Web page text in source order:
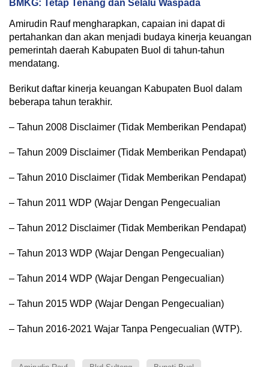
BMKG: Tetap Tenang dan Selalu Waspada
Amirudin Rauf mengharapkan, capaian ini dapat di
pertahankan dan akan menjadi budaya kinerja keuangan
pemerintah daerah Kabupaten Buol di tahun-tahun
mendatang.
Berikut daftar kinerja keuangan Kabupaten Buol dalam
beberapa tahun terakhir.
– Tahun 2008 Disclaimer (Tidak Memberikan Pendapat)
– Tahun 2009 Disclaimer (Tidak Memberikan Pendapat)
– Tahun 2010 Disclaimer (Tidak Memberikan Pendapat)
– Tahun 2011 WDP (Wajar Dengan Pengecualian
– Tahun 2012 Disclaimer (Tidak Memberikan Pendapat)
– Tahun 2013 WDP (Wajar Dengan Pengecualian)
– Tahun 2014 WDP (Wajar Dengan Pengecualian)
– Tahun 2015 WDP (Wajar Dengan Pengecualian)
– Tahun 2016-2021 Wajar Tanpa Pengecualian (WTP).